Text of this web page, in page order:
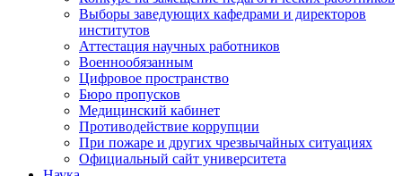
Выборы заведующих кафедрами и директоров
институтов
Аттестация научных работников
Военнообязанным
Цифровое пространство
Бюро пропусков
Медицинский кабинет
Противодействие коррупции
При пожаре и других чрезвычайных ситуациях
Официальный сайт университета